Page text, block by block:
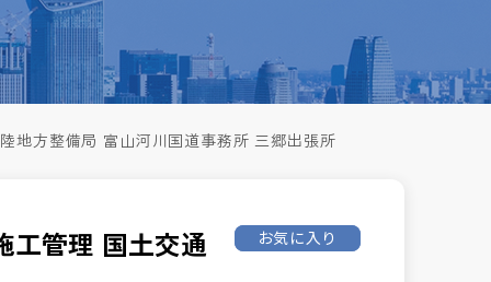
地方整備局 富山河川国道事務所 三郷出張所
工管理 国土交通 お気に入り